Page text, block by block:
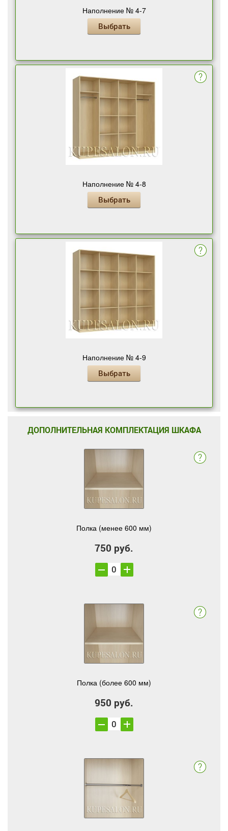
Наполнение № 4-7
Выбрать
Наполнение № 4-8
Выбрать
Наполнение № 4-9
Выбрать
ДОПОЛНИТЕЛЬНАЯ КОМПЛЕКТАЦИЯ ШКАФА
Полка (менее 600 мм)
750 руб.
Полка (более 600 мм)
950 руб.